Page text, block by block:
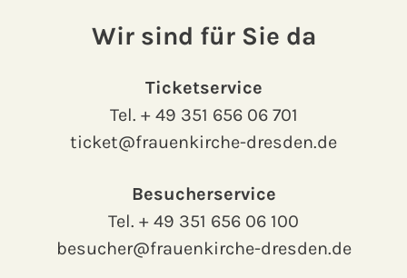
Wir sind für Sie da
Ticketservice
Tel. + 49 351 656 06 701
ticket@frauenkirche-dresden.de
Besucherservice
Tel. + 49 351 656 06 100
besucher@frauenkirche-dresden.de